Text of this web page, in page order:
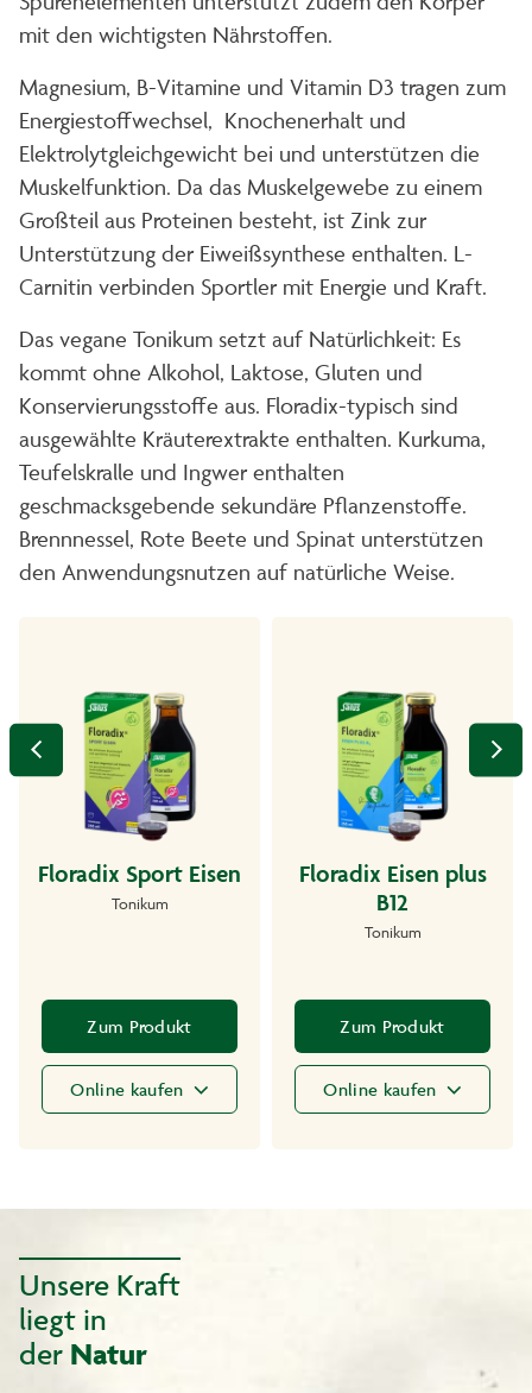
mit den wichtigsten Nährstoffen.
Magnesium, B-Vitamine und Vitamin D3 tragen zum
Energiestoffwechsel, Knochenerhalt und
Elektrolytgleichgewicht bei und unterstützen die
Muskelfunktion. Da das Muskelgewebe zu einem
Großteil aus Proteinen besteht, ist Zink zur
Unterstützung der Eiweißsynthese enthalten. L-
Carnitin verbinden Sportler mit Energie und Kraft.
Das vegane Tonikum setzt auf Natürlichkeit: Es
kommt ohne Alkohol, Laktose, Gluten und
Konservierungsstoffe aus. Floradix-typisch sind
ausgewählte Kräuterextrakte enthalten. Kurkuma,
Teufelskralle und Ingwer enthalten
geschmacksgebende sekundäre Pflanzenstoffe.
Brennnessel, Rote Beete und Spinat unterstützen
den Anwendungsnutzen auf natürliche Weise.
Floradix Sport Eisen
Tonikum
Zum Produkt
Online kaufen
Floradix Eisen plus
B12
Tonikum
Zum Produkt
Online kaufen
Unsere Kraft
liegt in
der Natur